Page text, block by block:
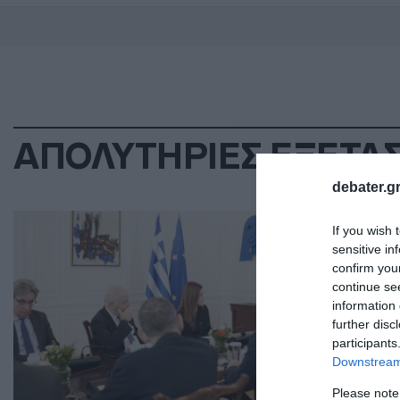
If you wish
sensitive
confirm
continue
information
further
Please
ΑΠΟΛΥΤΗΡΙΕΣ